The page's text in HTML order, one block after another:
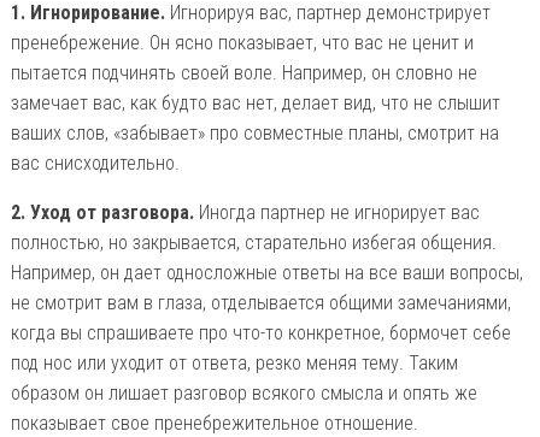
1. Игнорирование.Игнорируя вас, партнер демонстрирует
пренебрежение. Он ясно показывает, что вас не ценит и
пытается подчинять своей воле. Например, он словно не
замечает вас, как будто вас нет, делает вид, что не слышит
ваших слов, «забывает» про совместные планы, смотрит на
вас снисходительно.
2. Уход от разговора.Иногда партнер не игнорирует вас
полностью, но закрывается, старательно избегая общения.
Например, он дает односложные ответы на все ваши вопросы,
не смотрит вам в глаза, отделывается общими замечаниями,
когда вы спрашиваете про что-то конкретное, бормочет себе
под нос или уходит от ответа, резко меняя тему. Таким
образом он лишает разговор всякого смысла и опять же
показывает свое пренебрежительное отношение.